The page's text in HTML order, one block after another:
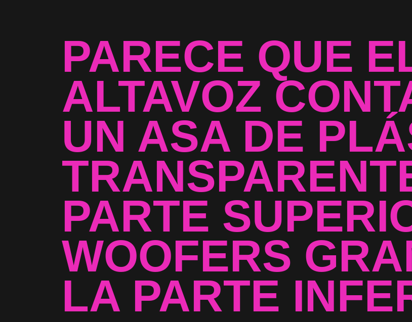
PARECE QUE
ALTAVOZ
UN ASA DE
PARTE
WOOFERS
LA PARTE